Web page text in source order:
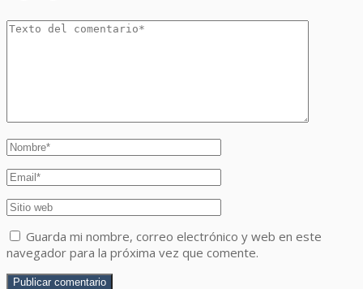
Guarda mi nombre, correo electrónico y web en este
navegador para la próxima vez que comente.